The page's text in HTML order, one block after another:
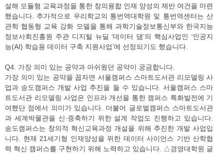
설해 모듈형 교육과정을 통한 창의융합 인재 양성의 제반 여건을 마련
했습니다. 추가적으로 우리학교의 통번역대학원 및 통번역센터는 산
관학 협동형 교육 강화 모델을 통해 과학기술정보통신부와 한국지능
정보사회진흥원 주관 디지털 뉴딜 ‘데이터 댐’의 핵심사업인 ‘인공지
능(AI) 학습용 데이터 구축 지원사업’에 선정되기도 했습니다.
Q4. 가장 의미 있는 공약과 아쉬웠던 공약이 궁금합니다.
가장 의미 있는 공약을 꼽자면 서울캠퍼스 스마트도서관 리모델링 사
업과 송도캠퍼스 개발 사업 추진을 들 수 있습니다. 서울캠퍼스 스마
트도서관 리모델링 사업은 인프라 개선을 통한 캠퍼스 특화발전에 기
여했단 점에서 의미가 있습니다. 더불어 글로벌캠퍼스 스마트도서관
과 세계박물관을 신·증축하기 위한 설계 작업도 진행하고 있습니다.
송도캠퍼스는 창의적 혁신교육과정 개설을 위해 추진한 개발 사업입
니다. 현재 21세기형 인재양성을 위한 데이터 사이언스 기반 산학협
력 혁신 캠퍼스를 구현하기 위해 노력하고 있습니다. △경영대학원 글